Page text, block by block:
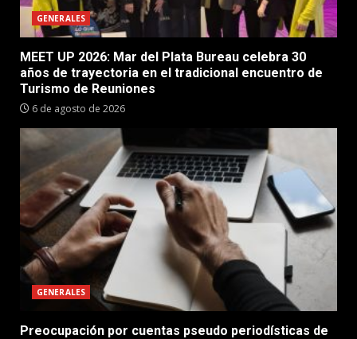
GENERALES
MEET UP 2026: Mar del Plata Bureau celebra 30
años de trayectoria en el tradicional encuentro de
Turismo de Reuniones
6 de agosto de 2026
GENERALES
Preocupación por cuentas pseudo periodísticas de